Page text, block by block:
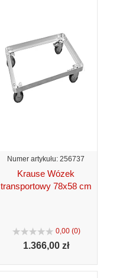
Numer artykułu: 256737
Krause Wózek
transportowy 78x58 cm
0,00 (0)
1.366,00 zł